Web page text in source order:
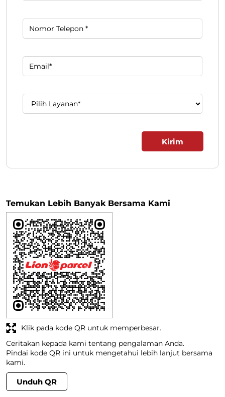
Temukan Lebih Banyak Bersama Kami
Ceritakan kepada kami tentang pengalaman Anda.
Pindai kode QR ini untuk mengetahui lebih lanjut bersama
kami.
Unduh QR
Klik pada kode QR untuk memperbesar.